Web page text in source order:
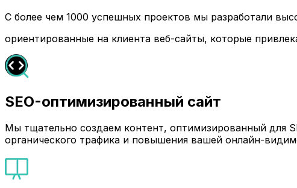
С более чем 1000 успешных проектов мы разработали
ориентированные на клиента веб-сайты, которые
SEO-оптимизированный сайт
Мы тщательно создаем контент, оптимизированный для
органического трафика и повышения вашей онлайн-